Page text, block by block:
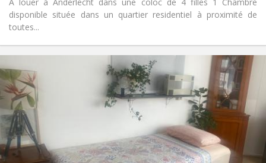
disponible située dans un quartier residentiel à proximité de
toutes...
Infos Pratiques
Loyer:
670 €
Charges:
100 €
Durée:
12 mois, 11 mois, 10 mois, 5-6 mois, 3-4 mois,
vacances d'été, au mois, à la semaine, à la journée
Domiciliation:
Sous conditions
Aménagement